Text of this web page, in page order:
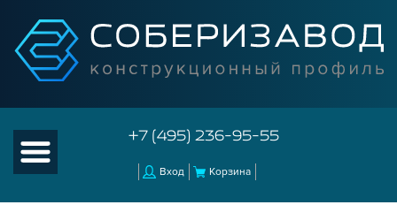
+7 (495) 236-95-55
Вход Корзина